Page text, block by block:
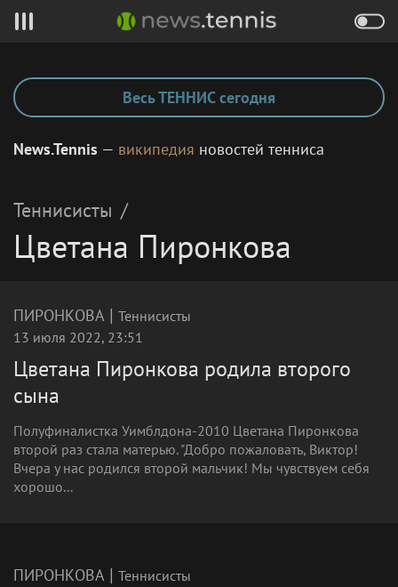
Весь ТЕННИС сегодня
News.Tennis — википедия новостей тенниса
Теннисисты /
Цветана Пиронкова
ПИРОНКОВА | Теннисисты
13 июля 2022, 23:51
Цветана Пиронкова родила второго
сына
Полуфиналистка Уимблдона-2010 Цветана Пиронкова
второй раз стала матерью. "Добро пожаловать, Виктор!
Вчера у нас родился второй мальчик! Мы чувствуем себя
хорошо...
ПИРОНКОВА | Теннисисты